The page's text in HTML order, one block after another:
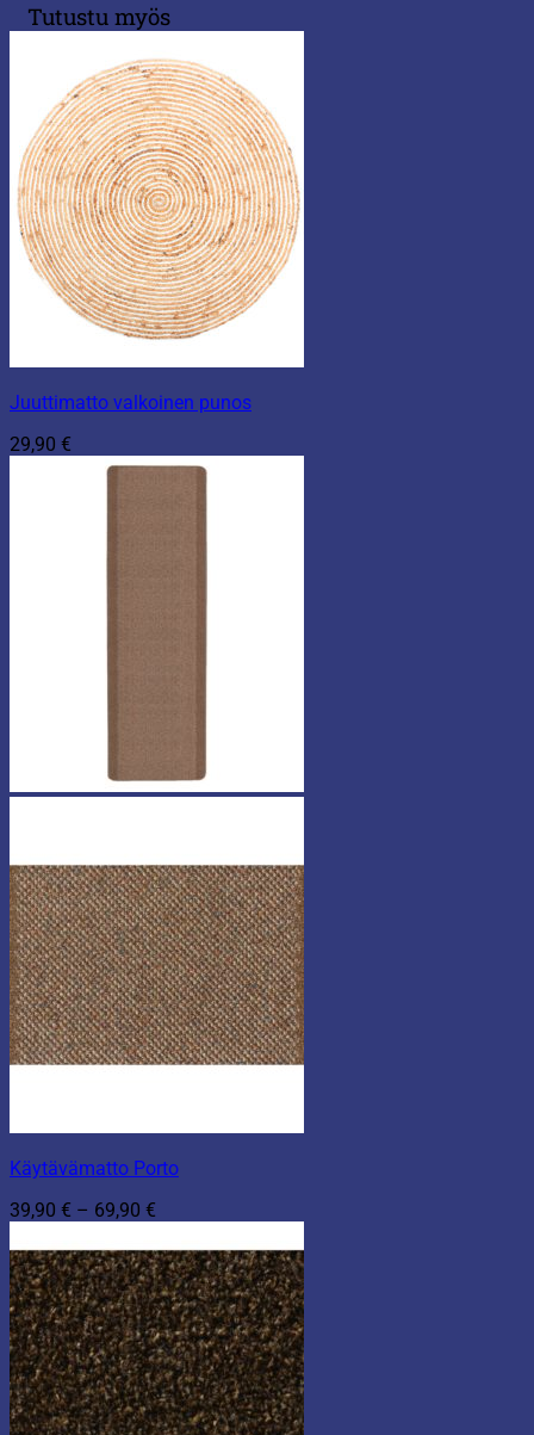
Tutustu myös
Juuttimatto valkoinen punos
29,90 €
Käytävämatto Porto
39,90 € – 69,90 €
-
69,90 €